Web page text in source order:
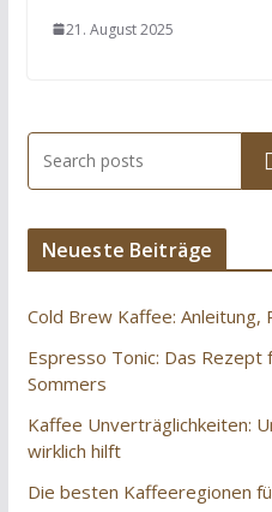
21. August 2025
Neueste Beiträge
Cold Brew Kaffee:
Espresso Tonic: Das
Sommers
Kaffee Unverträglichkeiten:
wirklich hilft
Die besten Kaffeeregionen